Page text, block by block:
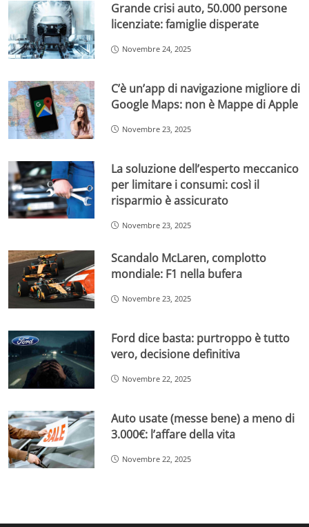
Grande crisi auto, 50.000 persone
licenziate: famiglie disperate
Novembre 24, 2025
C’è un’app di navigazione migliore di
Google Maps: non è Mappe di Apple
Novembre 23, 2025
La soluzione dell’esperto meccanico
per limitare i consumi: così il
risparmio è assicurato
Novembre 23, 2025
Scandalo McLaren, complotto
mondiale: F1 nella bufera
Novembre 23, 2025
Ford dice basta: purtroppo è tutto
vero, decisione definitiva
Novembre 22, 2025
Auto usate (messe bene) a meno di
3.000€: l’affare della vita
Novembre 22, 2025